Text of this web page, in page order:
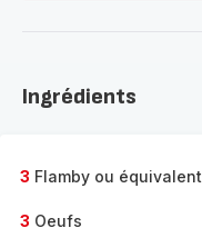
gamme
Ingrédients
3 Flamby ou équivalent
3 Oeufs